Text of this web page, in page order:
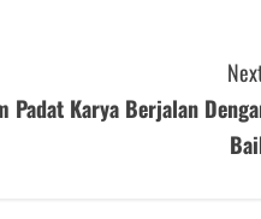
Karya Berjalan